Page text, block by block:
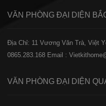
VĂN PHÒNG ĐẠI DIỆN
Địa Chỉ: 11 Vương Văn Trà, Việt
0865.283.168 Email :
VĂN PHÒNG ĐẠI DIỆN